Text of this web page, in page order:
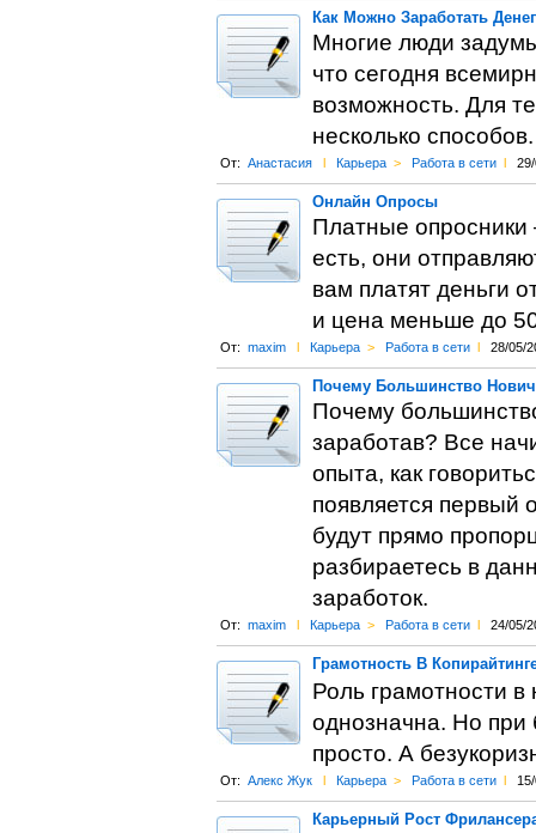
Как Можно Заработать
Многие люди
что сегодня
возможность. Для
несколько способов.
От: Анастасия l Карьера > Работа в сети l
Онлайн Опросы
Платные опросники
есть, они
вам платят деньги
и цена меньше до
От: maxim l Карьера > Работа в сети l 28/05/
Почему Большинство
Почему
заработав? Все
опыта, как
появляется первый
будут прямо
разбираетесь в
заработок.
От: maxim l Карьера > Работа в сети l 24/05/
Грамотность В
Роль грамотности в
однозначна. Но при
просто. А
От: Алекс Жук l Карьера > Работа в сети l
Карьерный Рост